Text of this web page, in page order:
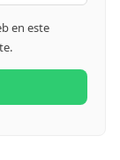
en este